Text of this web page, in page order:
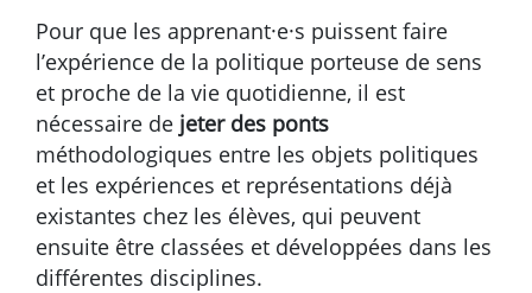
Pour que les apprenant·e·s puissent faire
l’expérience de la politique porteuse de sens
et proche de la vie quotidienne, il est
nécessaire de jeter des ponts
méthodologiques entre les objets politiques
et les expériences et représentations déjà
existantes chez les élèves, qui peuvent
ensuite être classées et développées dans les
différentes disciplines.